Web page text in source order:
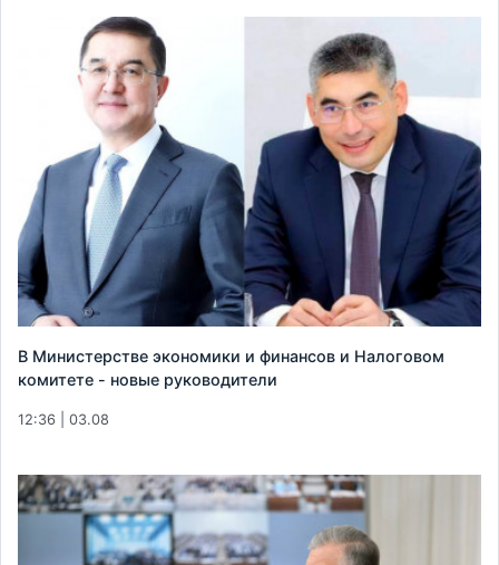
В Министерстве экономики и финансов и Налоговом
комитете - новые руководители
12:36 | 03.08